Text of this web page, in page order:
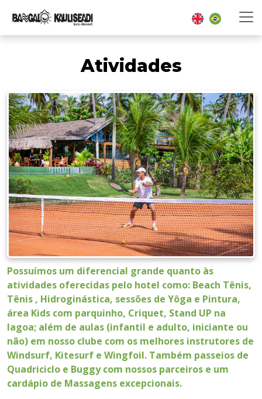
Atividades
Possuímos um diferencial grande quanto às
atividades oferecidas pelo hotel como: Beach Tênis,
Tênis , Hidroginástica, sessões de Yôga e Pintura,
área Kids com parquinho, Criquet, Stand UP na
lagoa; além de aulas (infantil e adulto, iniciante ou
não) em nosso clube com os melhores instrutores de
Windsurf, Kitesurf e Wingfoil. Também passeios de
Quadriciclo e Buggy com nossos parceiros e um
cardápio de Massagens excepcionais.